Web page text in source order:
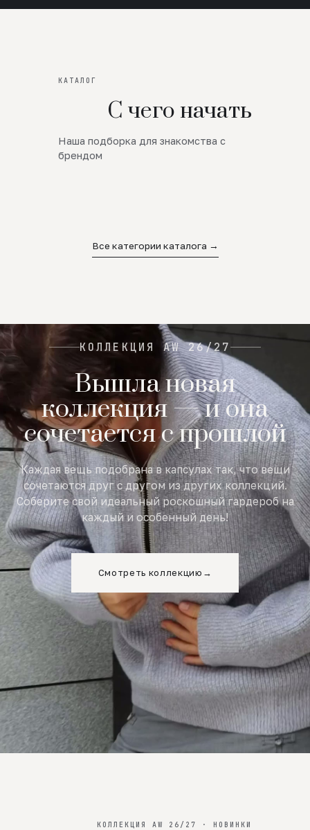
КАТАЛОГ
С чего начать
Наша подборка для знакомства с
брендом
Новинки
SALE
Все категории каталога →
КОЛЛЕКЦИЯ AW 26/27
Вышла новая
коллекция — и она
сочетается с прошлой
Каждая вещь подобрана в капсулах так, что вещи
сочетаются друг с другом из других коллекций.
Соберите свой идеальный роскошный гардероб на
каждый и особенный день!
Смотреть коллекцию →
КОЛЛЕКЦИЯ AW 26/27 · НОВИНКИ